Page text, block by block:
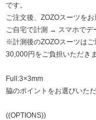
です。
ご注文後、ZOZOスーツをお
ご自宅で計測 → スマホでデ
※計測後のZOZOスーツはご
30,000円をご負担いただきま
Full:3×3mm
脇のポイントをお選びいただ
((OPTIONS))